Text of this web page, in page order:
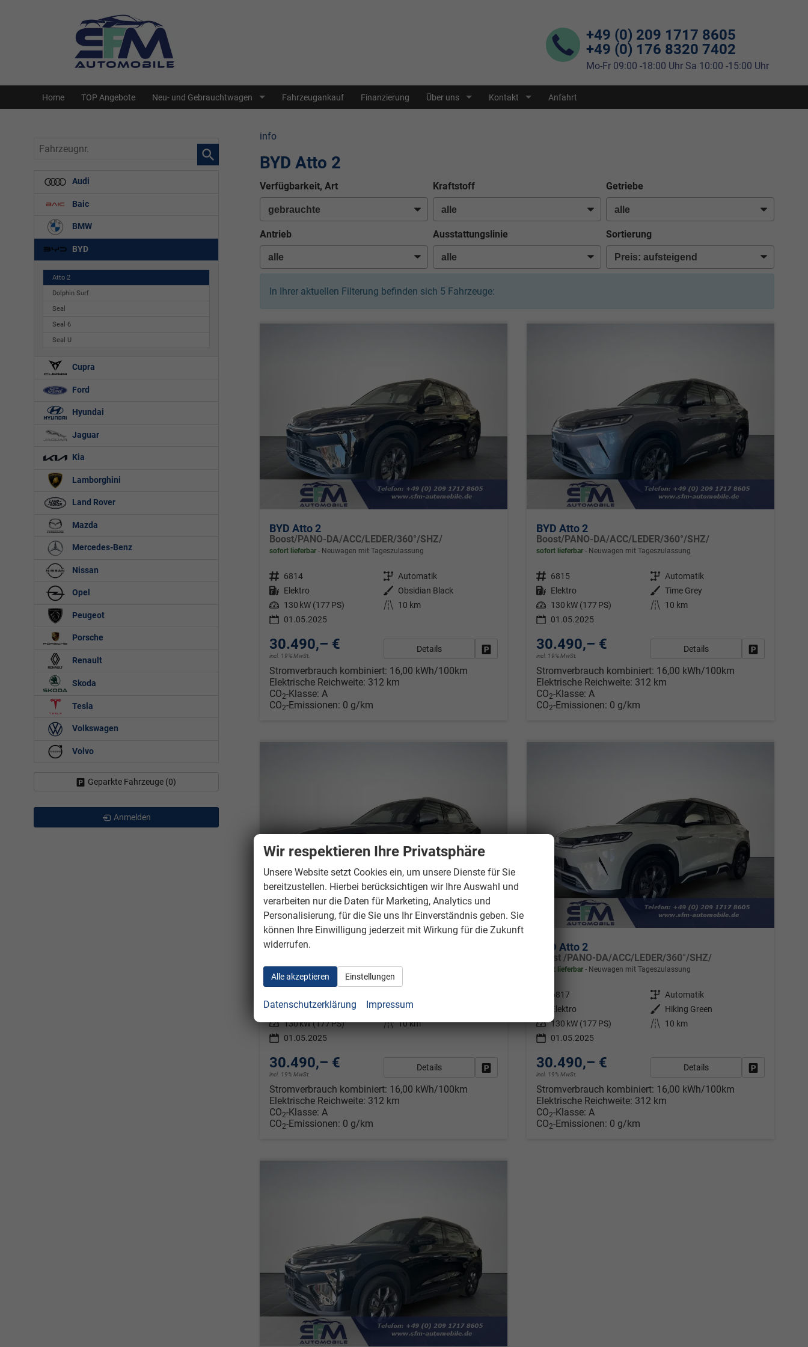
+49 (0) 209 1717 8605
+49 (0) 176 8320 7402
Mo-Fr 09:00 -18:00 Uhr Sa 10:00 -15:00 Uhr
Home TOP Angebote Neu- und Gebrauchtwagen Fahrzeugankauf Finanzierung Über uns Kontakt Anfahrt
info
BYD Atto 2
Verfügbarkeit, Art Kraftstoff Getriebe
Antrieb Ausstattungslinie Sortierung
In Ihrer aktuellen Filterung befinden sich 5 Fahrzeuge:
BYD Atto 2
Boost/PANO-DA/ACC/LEDER/360°/SHZ/
sofort lieferbar Neuwagen mit Tageszulassung
Fahrzeugnr. 6814 Getriebe Automatik
Kraftstoff Elektro Außenfarbe
Obsidian Black
Leistung 130 kW (177 PS) Kilometerstand
10 km
01.05.2025
30.490,– €
incl. 19% MwSt.
Details Fahrzeug parken
Stromverbrauch kombiniert: 16,00 kWh/100km
Elektrische Reichweite: 312 km
CO2-Klasse: A
CO2-Emissionen: 0 g/km
BYD Atto 2
Boost/PANO-DA/ACC/LEDER/360°/SHZ/
sofort lieferbar Neuwagen mit Tageszulassung
Fahrzeugnr. 6815 Getriebe Automatik
Kraftstoff Elektro Außenfarbe Time Grey
Leistung 130 kW (177 PS) Kilometerstand
10 km
01.05.2025
30.490,– €
incl. 19% MwSt.
Details
Stromverbrauch kombiniert: 16,00 kWh/100km
Elektrische Reichweite: 312 km
CO2-Klasse: A
CO2-Emissionen: 0 g/km
BYD Atto 2
Neuwagen mit Tageszulassung
Kraftstoff Elektro Außenfarbe Time Grey
Leistung 130 kW (177 PS) Kilometerstand 10 km
01.05.2025
30.490,– €
incl. 19% MwSt.
Details Fahrzeug parken
Stromverbrauch kombiniert: 16,00 kWh/100km
Elektrische Reichweite: 312 km
CO2-Klasse: A
CO2-Emissionen: 0 g/km
BYD Atto 2
Boost /PANO-DA/ACC/LEDER/360°/SHZ/
sofort lieferbar Neuwagen mit Tageszulassung
6817 Getriebe Automatik
Elektro Außenfarbe
Hiking Green
Leistung 130 kW (177 PS) Kilometerstand
10 km
01.05.2025
30.490,– €
incl. 19% MwSt.
Details
Stromverbrauch kombiniert: 16,00 kWh/100km
Elektrische Reichweite: 312 km
CO2-Klasse: A
CO2-Emissionen: 0 g/km
Fahrzeugnr.
Audi
Baic
BMW
BYD
Atto 2
Dolphin Surf
Seal
Seal 6
Seal U
Cupra
Ford
Hyundai
Jaguar
Kia
Lamborghini
Land Rover
Mazda
Mercedes-Benz
Nissan
Opel
Peugeot
Porsche
Renault
Skoda
Tesla
Volkswagen
Volvo
Geparkte Fahrzeuge (0)
Anmelden
Wir respektieren Ihre Privatsphäre
Unsere Website setzt Cookies ein, um unsere Dienste für Sie
bereitzustellen. Hierbei berücksichtigen wir Ihre Auswahl und
verarbeiten nur die Daten für Marketing, Analytics und
Personalisierung, für die Sie uns Ihr Einverständnis geben. Sie
können Ihre Einwilligung jederzeit mit Wirkung für die Zukunft
widerrufen.
Alle akzeptieren Einstellungen
Datenschutzerklärung Impressum